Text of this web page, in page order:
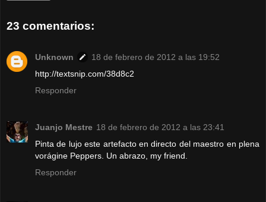
23 comentarios:
Unknown
18 de febrero de 2012 a las 19:52
http://textsnip.com/38d8c2
Responder
Juanjo Mestre 18 de febrero de 2012 a las 23:41
Pinta de lujo este artefacto en directo del maestro en plena
vorágine Peppers. Un abrazo, my friend.
Responder